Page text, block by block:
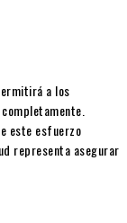
a los
este esfuerzo
representa asegurar